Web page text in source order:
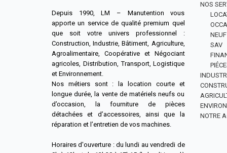
Depuis 1990, LM – Manutention vous
apporte un service de qualité premium quel
que soit votre univers professionnel :
Construction, Industrie, Bâtiment, Agriculture,
Agroalimentaire, Coopérative et Négociant
agricoles, Distribution, Transport, Logistique
et Environnement.
Nos métiers sont : la location courte et
longue durée, la vente de matériels neufs ou
d’occasion, la fourniture de pièces
détachées et d’accessoires, ainsi que la
réparation et l’entretien de vos machines.
Horaires d'ouverture : du lundi au vendredi de
NOS
NEUF
SAV
NOTRE